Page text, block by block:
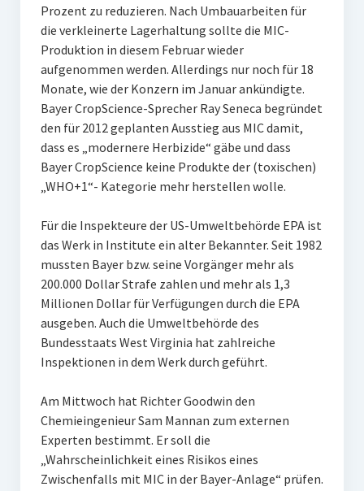
Prozent zu reduzieren. Nach Umbauarbeiten für
die verkleinerte Lagerhaltung sollte die MIC-
Produktion in diesem Februar wieder
aufgenommen werden. Allerdings nur noch für 18
Monate, wie der Konzern im Januar ankündigte.
Bayer CropScience-Sprecher Ray Seneca begründet
den für 2012 geplanten Ausstieg aus MIC damit,
dass es „modernere Herbizide“ gäbe und dass
Bayer CropScience keine Produkte der (toxischen)
„WHO+1“- Kategorie mehr herstellen wolle.
Für die Inspekteure der US-Umweltbehörde EPA ist
das Werk in Institute ein alter Bekannter. Seit 1982
mussten Bayer bzw. seine Vorgänger mehr als
200.000 Dollar Strafe zahlen und mehr als 1,3
Millionen Dollar für Verfügungen durch die EPA
ausgeben. Auch die Umweltbehörde des
Bundesstaats West Virginia hat zahlreiche
Inspektionen in dem Werk durch geführt.
Am Mittwoch hat Richter Goodwin den
Chemieingenieur Sam Mannan zum externen
Experten bestimmt. Er soll die
„Wahrscheinlichkeit eines Risikos eines
Zwischenfalls mit MIC in der Bayer-Anlage“ prüfen.